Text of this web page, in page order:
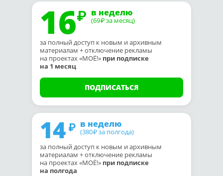
16 в неделю
(69₽ за месяц)
за полный доступ к новым и архивным
материалам + отключение рекламы
на проектах «МОЁ!» при подписке
на 1 месяц
ПОДПИСАТЬСЯ
14 в неделю
(380₽ за полгода)
за полный доступ к новым и архивным
материалам + отключение рекламы
на проектах «МОЁ!» при подписке
на полгода